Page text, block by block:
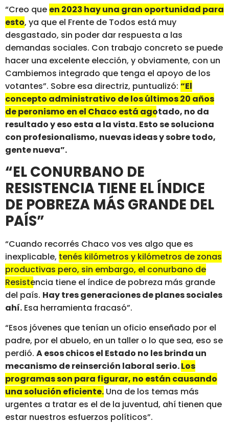
“Creo que en 2023 hay una gran oportunidad para
esto, ya que el Frente de Todos está muy
desgastado, sin poder dar respuesta a las
demandas sociales. Con trabajo concreto se puede
hacer una excelente elección, y obviamente, con un
Cambiemos integrado que tenga el apoyo de los
votantes”. Sobre esa directriz, puntualizó: “El
concepto administrativo de los últimos 20 años
de peronismo en el Chaco está agotado, no da
resultado y eso esta a la vista. Esto se soluciona
con profesionalismo, nuevas ideas y sobre todo,
gente nueva”.
“EL CONURBANO DE
RESISTENCIA TIENE EL ÍNDICE
DE POBREZA MÁS GRANDE DEL
PAÍS”
“Cuando recorrés Chaco vos ves algo que es
inexplicable, tenés kilómetros y kilómetros de zonas
productivas pero, sin embargo, el conurbano de
Resistencia tiene el índice de pobreza más grande
del país. Hay tres generaciones de planes sociales
ahí. Esa herramienta fracasó”.
“Esos jóvenes que tenían un oficio enseñado por el
padre, por el abuelo, en un taller o lo que sea, eso se
perdió. A esos chicos el Estado no les brinda un
mecanismo de reinserción laboral serio.Los
programas son para figurar, no están causando
una solución eficiente. Una de los temas más
urgentes a tratar es el de la juventud, ahí tienen que
estar nuestros esfuerzos políticos”.